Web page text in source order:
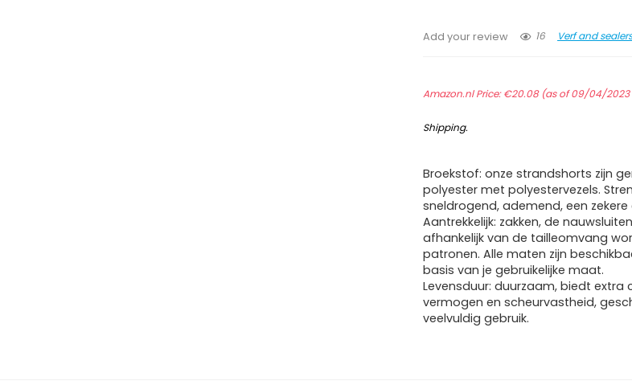
Add your review 16 Verf and
Amazon.nl Price:€20.08(as of 09/04/2023
Shipping.
Broekstof: onze strandshorts zijn
polyester met polyestervezels.
sneldrogend, ademend, een
Aantrekkelijk: zakken, de
afhankelijk van de tailleomvang
patronen. Alle maten zijn
basis van je gebruikelijke maat.
Levensduur: duurzaam, biedt
vermogen en scheurvastheid,
veelvuldig gebruik.